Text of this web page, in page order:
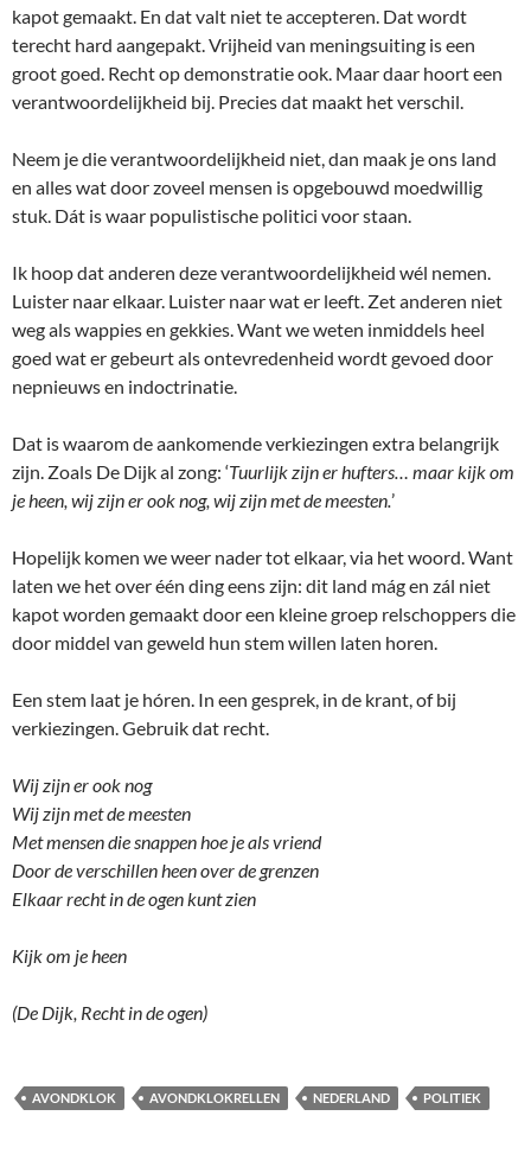
kapot gemaakt. En dat valt niet te accepteren. Dat wordt
terecht hard aangepakt. Vrijheid van meningsuiting is een
groot goed. Recht op demonstratie ook. Maar daar hoort een
verantwoordelijkheid bij. Precies dat maakt het verschil.
Neem je die verantwoordelijkheid niet, dan maak je ons land
en alles wat door zoveel mensen is opgebouwd moedwillig
stuk. Dát is waar populistische politici voor staan.
Ik hoop dat anderen deze verantwoordelijkheid wél nemen.
Luister naar elkaar. Luister naar wat er leeft. Zet anderen niet
weg als wappies en gekkies. Want we weten inmiddels heel
goed wat er gebeurt als ontevredenheid wordt gevoed door
nepnieuws en indoctrinatie.
Dat is waarom de aankomende verkiezingen extra belangrijk
zijn. Zoals De Dijk al zong: ‘Tuurlijk zijn er hufters… maar kijk om
je heen, wij zijn er ook nog, wij zijn met de meesten.’
Hopelijk komen we weer nader tot elkaar, via het woord. Want
laten we het over één ding eens zijn: dit land mág en zál niet
kapot worden gemaakt door een kleine groep relschoppers die
door middel van geweld hun stem willen laten horen.
Een stem laat je hóren. In een gesprek, in de krant, of bij
verkiezingen. Gebruik dat recht.
Wij zijn er ook nog
Wij zijn met de meesten
Met mensen die snappen hoe je als vriend
Door de verschillen heen over de grenzen
Elkaar recht in de ogen kunt zien
Kijk om je heen
(De Dijk, Recht in de ogen)
AVONDKLOK AVONDKLOKRELLEN NEDERLAND POLITIEK